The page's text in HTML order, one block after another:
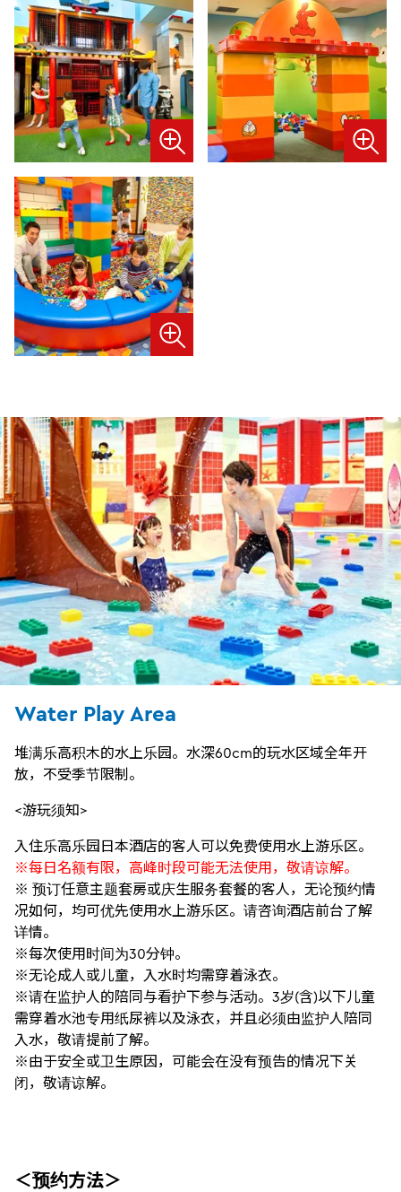
Water Play Area
堆满乐高积木的水上乐园。水深60cm的玩水区域全年开
放，不受季节限制。
<游玩须知>
入住乐高乐园日本酒店的客人可以免费使用水上游乐区。
※每日名额有限，高峰时段可能无法使用，敬请谅解。
※ 预订任意主题套房或庆生服务套餐的客人，无论预约情
况如何，均可优先使用水上游乐区。请咨询酒店前台了解
详情。
※每次使用时间为30分钟。
※无论成人或儿童，入水时均需穿着泳衣。
※请在监护人的陪同与看护下参与活动。3岁(含)以下儿童
需穿着水池专用纸尿裤以及泳衣，并且必须由监护人陪同
入水，敬请提前了解。
※由于安全或卫生原因，可能会在没有预告的情况下关
闭，敬请谅解。
＜预约方法＞